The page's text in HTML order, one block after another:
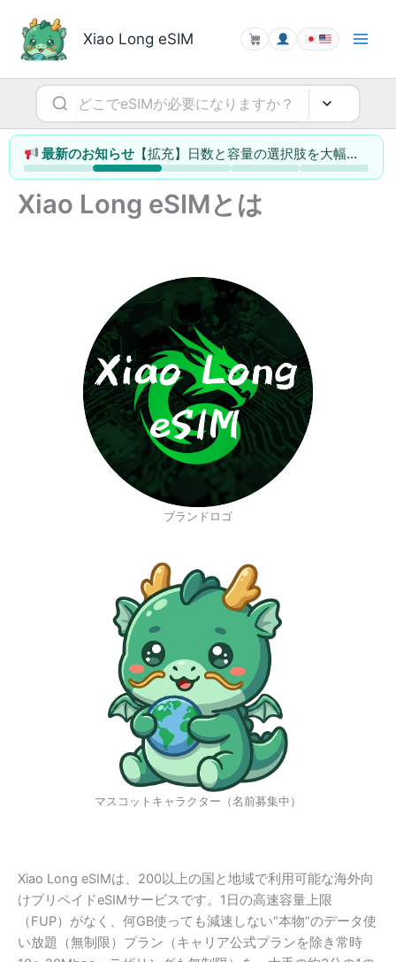
プ
Xiao Long eSIM
最新のお知らせ 【拡充】日数と容量の選択肢を大幅に増やしました（1日単位で選べる行き先も）
Xiao Long eSIMとは
ブランドロゴ
マスコットキャラクター（名前募集中）
Xiao Long eSIMは、200以上の国と地域で利用可能な海外向
けプリペイドeSIMサービスです。1日の高速容量上限
（FUP）がなく、何GB使っても減速しない“本物”のデータ使
い放題（無制限）プラン（キャリア公式プランを除き常時